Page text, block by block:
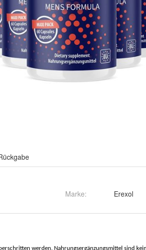
Marke: Erexol